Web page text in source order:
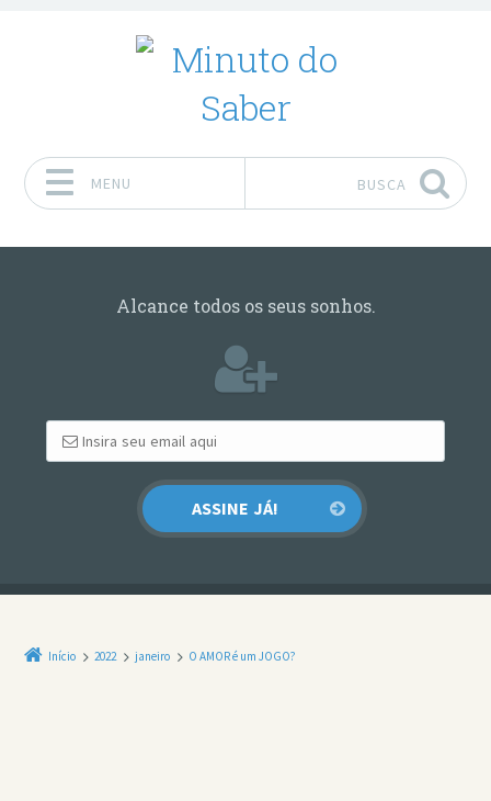
MENU BUSCA
Alcance todos os seus sonhos.
Início 2022 janeiro O AMOR é um JOGO?